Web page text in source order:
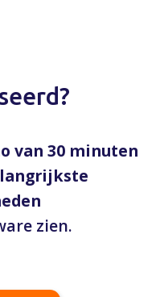
van 30 minuten
zien.